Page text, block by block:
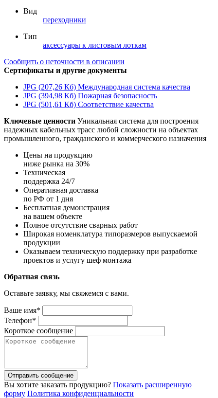
Вид
переходники
Тип
аксессуары к листовым лоткам
Сообщить о неточности в описании
Сертификаты и другие документы
JPG (207,26 Кб) Международная система качества
JPG (394,98 Кб) Пожарная безопасность
JPG (501,61 Кб) Соответствие качества
Ключевые ценности Уникальная система для построения
надежных кабельных трасс любой сложности на объектах
промышленного, гражданского и коммерческого назначения
Цены на продукцию
ниже рынка на 30%
Техническая
поддержка 24/7
Оперативная доставка
по РФ от 1 дня
Бесплатная демонстрация
на вашем объекте
Полное отсутствие сварных работ
Широкая номенклатура типоразмеров выпускаемой
продукции
Оказываем техническую поддержку при разработке
проектов и услугу шеф монтажа
Обратная связь
Оставьте заявку, мы свяжемся с вами.
Ваше имя*
Телефон*
Короткое сообщение
Отправить сообщение
Вы хотите заказать продукцию? Показать расширенную
форму Политика конфиденциальности